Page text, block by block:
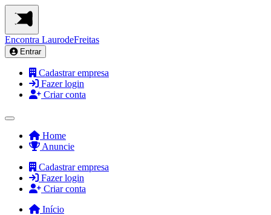
Encontra LaurodeFreitas
Entrar
Cadastrar empresa
Fazer login
Criar conta
Home
Anuncie
Cadastrar empresa
Fazer login
Criar conta
Início